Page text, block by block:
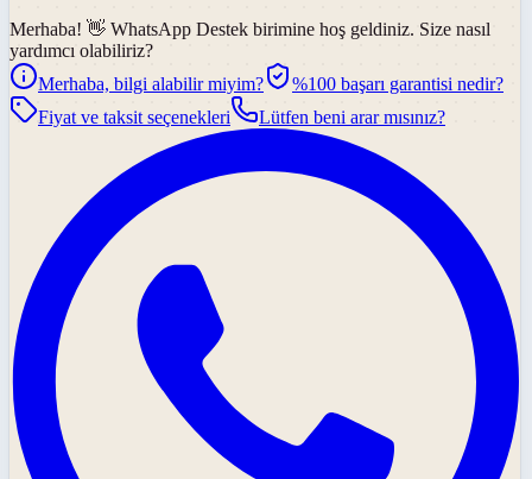
Merhaba! 👋 WhatsApp Destek birimine hoş geldiniz. Size nasıl
yardımcı olabiliriz?
Merhaba, bilgi alabilir miyim?
%100 başarı garantisi nedir?
Fiyat ve taksit seçenekleri
Lütfen beni arar mısınız?